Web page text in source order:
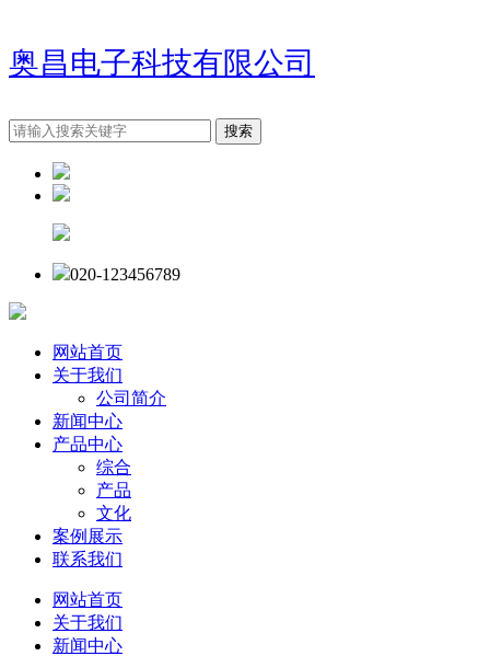
奥昌电子科技有限公司
020-123456789
网站首页
关于我们
公司简介
新闻中心
产品中心
综合
产品
文化
案例展示
联系我们
网站首页
关于我们
新闻中心